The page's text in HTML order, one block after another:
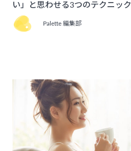
い」と思わせる3つのテクニック
Palette 編集部